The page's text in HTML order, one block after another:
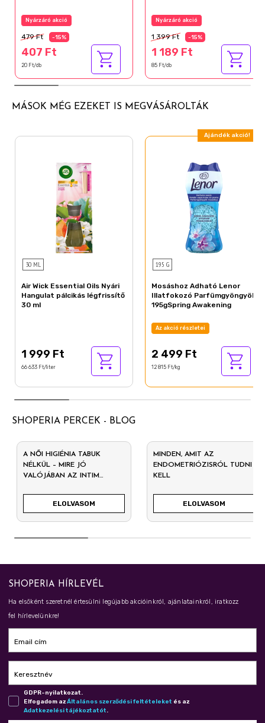
Nyárzáró akció
479 Ft -15%
407 Ft
20 Ft/db
Nyárzáró akció
1 399 Ft -15%
1 189 Ft
85 Ft/db
MÁSOK MÉG EZEKET IS MEGVÁSÁROLTÁK
30 ML
Air Wick Essential Oils Nyári
Hangulat pálcikás légfrissítő
30 ml
1 999 Ft
66 633 Ft/liter
Ajándék akció!
195 G
Mosáshoz Adható Lenor
Illatfokozó Parfümgyöngyök
195gSpring Awakening
Az akció részletei
2 499 Ft
12 815 Ft/kg
SHOPERIA PERCEK - BLOG
A NŐI HIGIÉNIA TABUK
NÉLKÜL – MIRE JÓ
VALÓJÁBAN AZ INTIM
ELOLVASOM
MINDEN, AMIT AZ
ENDOMETRIÓZISRÓL TUDNI
KELL
ELOLVASOM
SHOPERIA HÍRLEVÉL
Ha elsőként szeretnél értesülni legújabb akcióinkról, ajánlatainkról, iratkozz
fel hírlevelünkre!
Email cím
Keresztnév
GDPR-nyilatkozat.
Elfogadom azÁl­ta­lá­nos szer­ző­dé­si fel­té­te­le­ket és az
Adat­ke­ze­lé­si tá­jé­koz­ta­tót.